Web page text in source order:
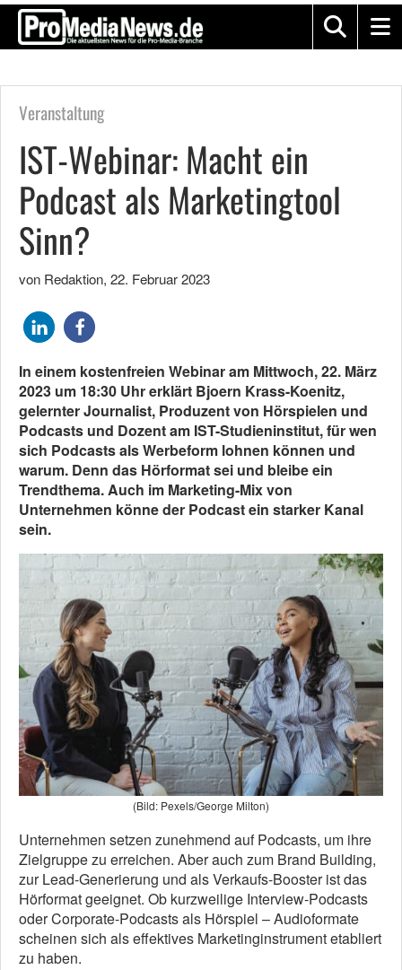
Veranstaltung
IST-Webinar: Macht ein
Podcast als Marketingtool
Sinn?
von Redaktion, 22. Februar 2023
In einem kostenfreien Webinar am Mittwoch, 22. März
2023 um 18:30 Uhr erklärt Bjoern Krass-Koenitz,
gelernter Journalist, Produzent von Hörspielen und
Podcasts und Dozent am IST-Studieninstitut, für wen
sich Podcasts als Werbeform lohnen können und
warum. Denn das Hörformat sei und bleibe ein
Trendthema. Auch im Marketing-Mix von
Unternehmen könne der Podcast ein starker Kanal
sein.
(Bild: Pexels/George Milton)
Unternehmen setzen zunehmend auf Podcasts, um ihre
Zielgruppe zu erreichen. Aber auch zum Brand Building,
zur Lead-Generierung und als Verkaufs-Booster ist das
Hörformat geeignet. Ob kurzweilige Interview-Podcasts
oder Corporate-Podcasts als Hörspiel – Audioformate
scheinen sich als effektives Marketinginstrument etabliert
zu haben.